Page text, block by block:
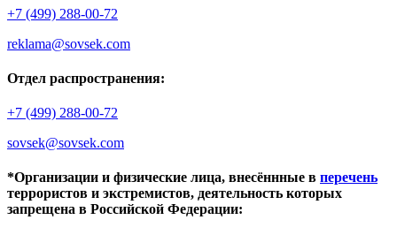
+7 (499) 288-00-72
reklama@sovsek.com
Отдел распространения:
+7 (499) 288-00-72
sovsek@sovsek.com
*Организации и физические лица, внесённные в перечень
террористов и экстремистов, деятельность которых
запрещена в Российской Федерации: